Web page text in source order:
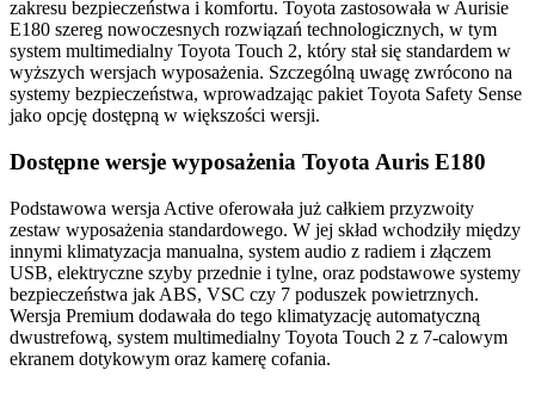
zakresu bezpieczeństwa i komfortu. Toyota zastosowała w Aurisie
E180 szereg nowoczesnych rozwiązań technologicznych, w tym
system multimedialny Toyota Touch 2, który stał się standardem w
wyższych wersjach wyposażenia. Szczególną uwagę zwrócono na
systemy bezpieczeństwa, wprowadzając pakiet Toyota Safety Sense
jako opcję dostępną w większości wersji.
Dostępne wersje wyposażenia Toyota Auris E180
Podstawowa wersja Active oferowała już całkiem przyzwoity
zestaw wyposażenia standardowego. W jej skład wchodziły między
innymi klimatyzacja manualna, system audio z radiem i złączem
USB, elektryczne szyby przednie i tylne, oraz podstawowe systemy
bezpieczeństwa jak ABS, VSC czy 7 poduszek powietrznych.
Wersja Premium dodawała do tego klimatyzację automatyczną
dwustrefową, system multimedialny Toyota Touch 2 z 7-calowym
ekranem dotykowym oraz kamerę cofania.